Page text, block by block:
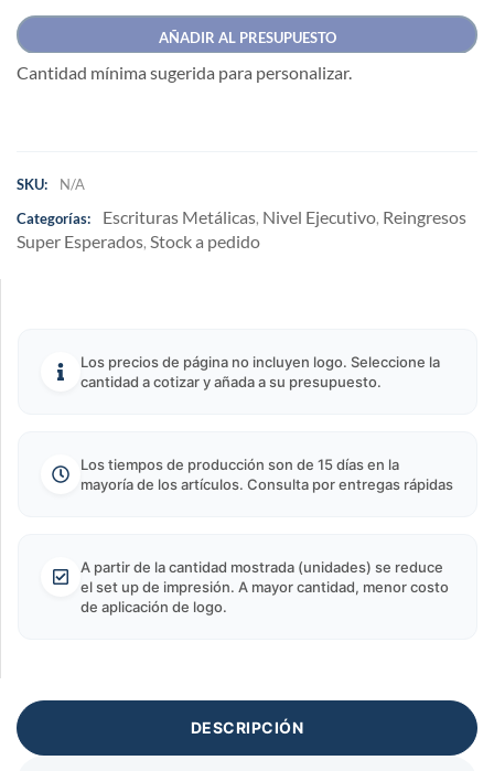
AÑADIR AL PRESUPUESTO
Cantidad mínima sugerida para personalizar.
SKU:
N/A
Categorías:
Escrituras Metálicas, Nivel Ejecutivo, Reingresos
Super Esperados, Stock a pedido
Los precios de página no incluyen logo. Seleccione la
cantidad a cotizar y añada a su presupuesto.
Los tiempos de producción son de 15 días en la
mayoría de los artículos. Consulta por entregas rápidas
A partir de la cantidad mostrada (unidades) se reduce
el set up de impresión. A mayor cantidad, menor costo
de aplicación de logo.
DESCRIPCIÓN